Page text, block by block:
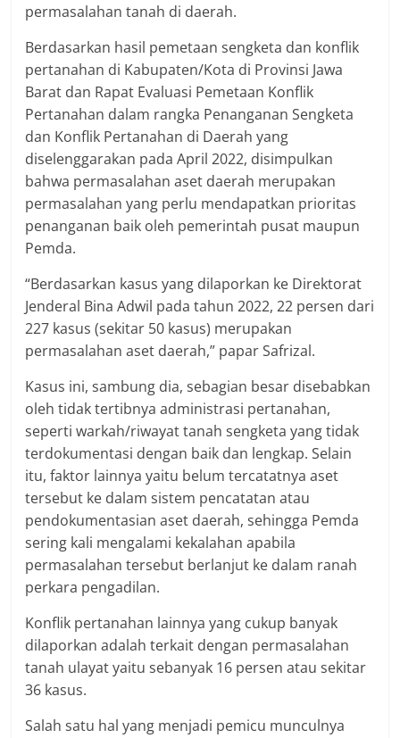
permasalahan tanah di daerah.
Berdasarkan hasil pemetaan sengketa dan konflik
pertanahan di Kabupaten/Kota di Provinsi Jawa
Barat dan Rapat Evaluasi Pemetaan Konflik
Pertanahan dalam rangka Penanganan Sengketa
dan Konflik Pertanahan di Daerah yang
diselenggarakan pada April 2022, disimpulkan
bahwa permasalahan aset daerah merupakan
permasalahan yang perlu mendapatkan prioritas
penanganan baik oleh pemerintah pusat maupun
Pemda.
“Berdasarkan kasus yang dilaporkan ke Direktorat
Jenderal Bina Adwil pada tahun 2022, 22 persen dari
227 kasus (sekitar 50 kasus) merupakan
permasalahan aset daerah,” papar Safrizal.
Kasus ini, sambung dia, sebagian besar disebabkan
oleh tidak tertibnya administrasi pertanahan,
seperti warkah/riwayat tanah sengketa yang tidak
terdokumentasi dengan baik dan lengkap. Selain
itu, faktor lainnya yaitu belum tercatatnya aset
tersebut ke dalam sistem pencatatan atau
pendokumentasian aset daerah, sehingga Pemda
sering kali mengalami kekalahan apabila
permasalahan tersebut berlanjut ke dalam ranah
perkara pengadilan.
Konflik pertanahan lainnya yang cukup banyak
dilaporkan adalah terkait dengan permasalahan
tanah ulayat yaitu sebanyak 16 persen atau sekitar
36 kasus.
Salah satu hal yang menjadi pemicu munculnya